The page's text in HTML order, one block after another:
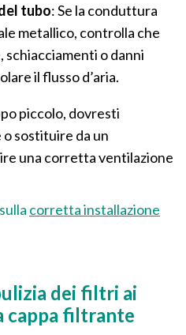
tubo: Se la conduttura
metallico, controlla che
schiacciamenti o danni
il flusso d’aria.
piccolo, dovresti
sostituire da un
una corretta ventilazione​
corretta installazione
dei filtri ai
cappa filtrante